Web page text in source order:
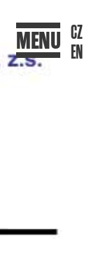
MENU CZ
EN